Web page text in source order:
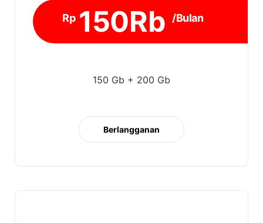
Rp 150Rb /Bulan
150 Gb + 200 Gb
Berlangganan